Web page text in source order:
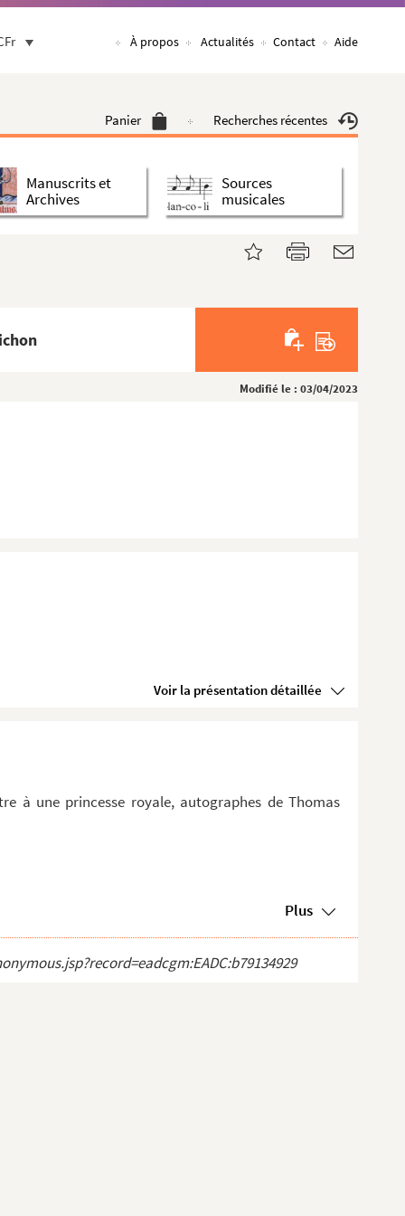
À propos Actualités Contact Aide
Panier Recherches récentes
Manuscrits et
Archives
Sources
musicales
Modifié le : 03/04/2023
Voir la présentation détaillée
à une princesse royale, autographes de Thomas
Plus